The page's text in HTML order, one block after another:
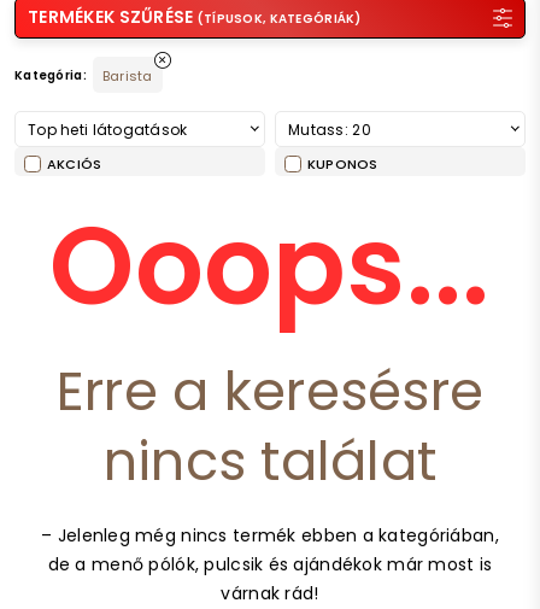
TERMÉKEK SZŰRÉSE (TÍPUSOK, KATEGÓRIÁK)
Kategória: Barista
Top heti látogatások Mutass: 20
AKCIÓS KUPONOS
Ooops...
Erre a keresésre
nincs találat
– Jelenleg még nincs termék ebben a kategóriában,
de a menő pólók, pulcsik és ajándékok már most is
várnak rád!